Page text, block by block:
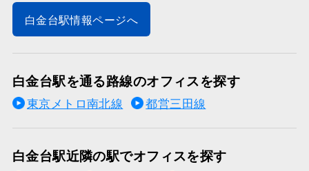
白金台駅情報ページへ
白金台駅を通る路線のオフィスを探す
東京メトロ南北線 都営三田線
白金台駅近隣の駅でオフィスを探す